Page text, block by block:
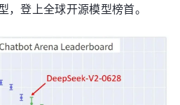
登上全球开源模型榜首。